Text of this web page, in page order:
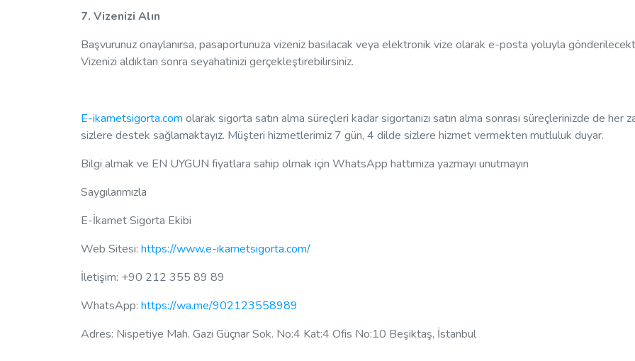
7. Vizenizi Alın
Başvurunuz onaylanırsa, pasaportunuza vizeniz basılacak veya elektronik vize olarak e-posta yoluyla
Vizenizi aldıktan sonra seyahatinizi gerçekleştirebilirsiniz.
E-ikametsigorta.com olarak sigorta satın alma süreçleri kadar sigortanızı satın alma sonrası süreçlerinizde de her
sizlere destek sağlamaktayız. Müşteri hizmetlerimiz 7 gün, 4 dilde sizlere hizmet vermekten mutluluk duyar.
Bilgi almak ve EN UYGUN fiyatlara sahip olmak için WhatsApp hattımıza yazmayı unutmayın
Saygılarımızla
E-İkamet Sigorta Ekibi
Web Sitesi: https://www.e-ikametsigorta.com/
İletişim: +90 212 355 89 89
WhatsApp: https://wa.me/902123558989
Adres: Nispetiye Mah. Gazi Güçnar Sok. No:4 Kat:4 Ofis No:10 Beşiktaş, İstanbul